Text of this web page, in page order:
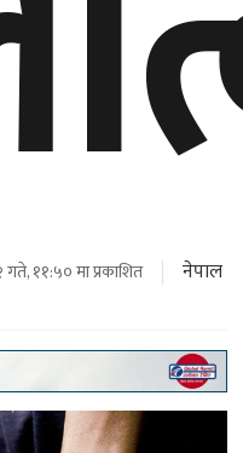
११:५० मा प्रकाशित नेपाल